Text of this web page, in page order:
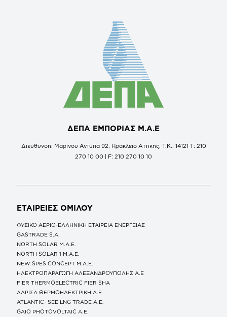
ΔΕΠΑ ΕΜΠΟΡΙΑΣ Μ.Α.Ε
Διεύθυνση: Μαρίνου Αντύπα 92, Ηράκλειο Αττικής, Τ.Κ.: 14121 Τ: 210
270 10 00 | F: 210 270 10 10
ΕΤΑΙΡΕΙΕΣ ΟΜΙΛΟΥ
ΦΥΣΙΚΟ ΑΕΡΙΟ-ΕΛΛΗΝΙΚΗ ΕΤΑΙΡΕΙΑ ΕΝΕΡΓΕΙΑΣ
GASTRADE S.A.
NORTH SOLAR M.Α.Ε.
NORTH SOLAR 1 M.Α.Ε.
NEW SPES CONCEPT Μ.Α.Ε.
ΗΛΕΚΤΡΟΠΑΡΑΓΩΓΗ ΑΛΕΞΑΝΔΡΟΥΠΟΛΗΣ A.E
FIER THERMOELECTRIC FIER SHA
ΛΑΡΙΣΑ ΘΕΡΜΟΗΛΕΚΤΡΙΚΗ A.E
ATLANTIC- SEE LNG TRADE A.E.
GAIO PHOTOVOLTAIC Α.Ε.